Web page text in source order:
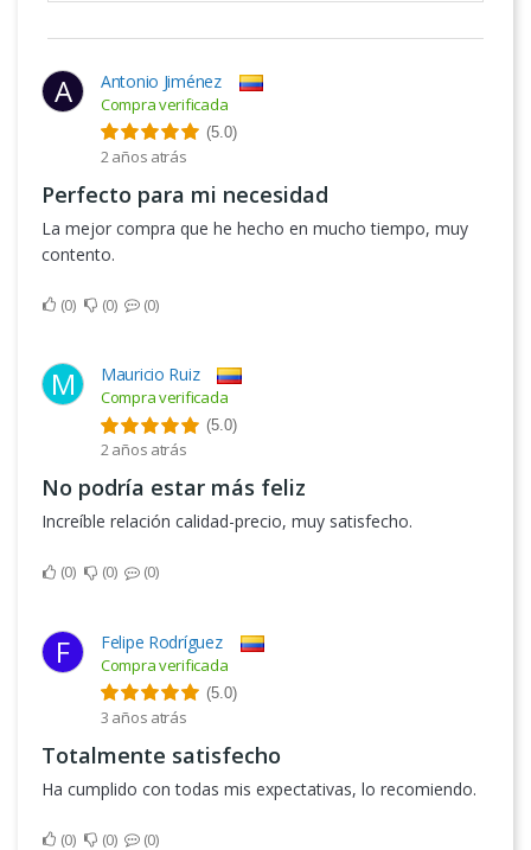
A Antonio Jiménez
Compra verificada
(5.0)
2 años atrás
Perfecto para mi necesidad
La mejor compra que he hecho en mucho tiempo, muy
contento.
0 0 0
M Mauricio Ruiz
Compra verificada
(5.0)
2 años atrás
No podría estar más feliz
Increíble relación calidad-precio, muy satisfecho.
0 0 0
F Felipe Rodríguez
Compra verificada
(5.0)
3 años atrás
Totalmente satisfecho
Ha cumplido con todas mis expectativas, lo recomiendo.
0 0 0